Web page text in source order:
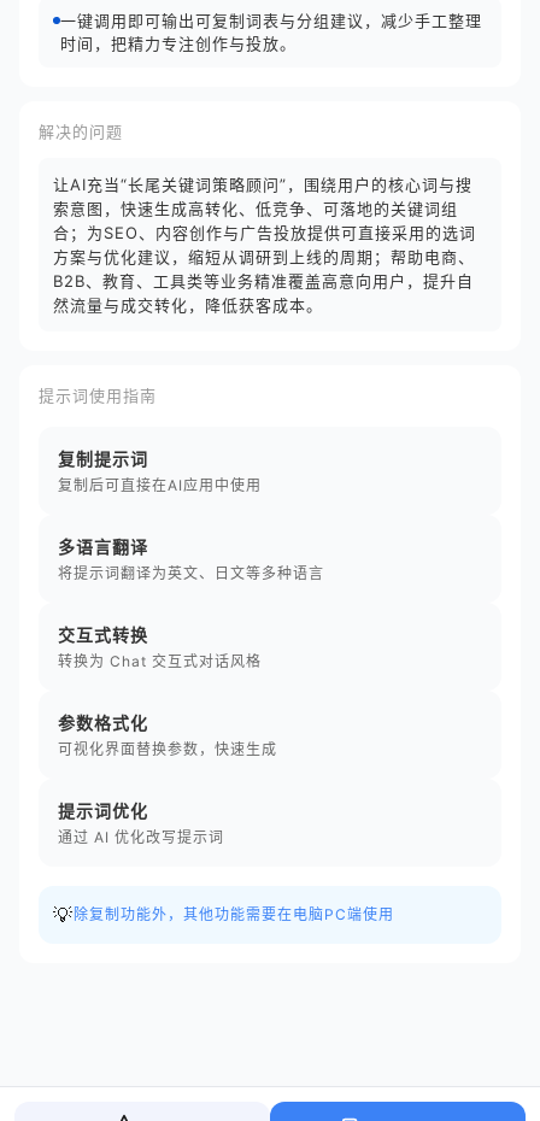
一键调用即可输出可复制词表与分组建议，减少手工整理
时间，把精力专注创作与投放。
解决的问题
让AI充当“长尾关键词策略顾问”，围绕用户的核心词与搜
索意图，快速生成高转化、低竞争、可落地的关键词组
合；为SEO、内容创作与广告投放提供可直接采用的选词
方案与优化建议，缩短从调研到上线的周期；帮助电商、
B2B、教育、工具类等业务精准覆盖高意向用户，提升自
然流量与成交转化，降低获客成本。
提示词使用指南
复制提示词
复制后可直接在AI应用中使用
多语言翻译
将提示词翻译为英文、日文等多种语言
交互式转换
转换为 Chat 交互式对话风格
参数格式化
可视化界面替换参数，快速生成
提示词优化
通过 AI 优化改写提示词
💡 除复制功能外，其他功能需要在电脑PC端使用